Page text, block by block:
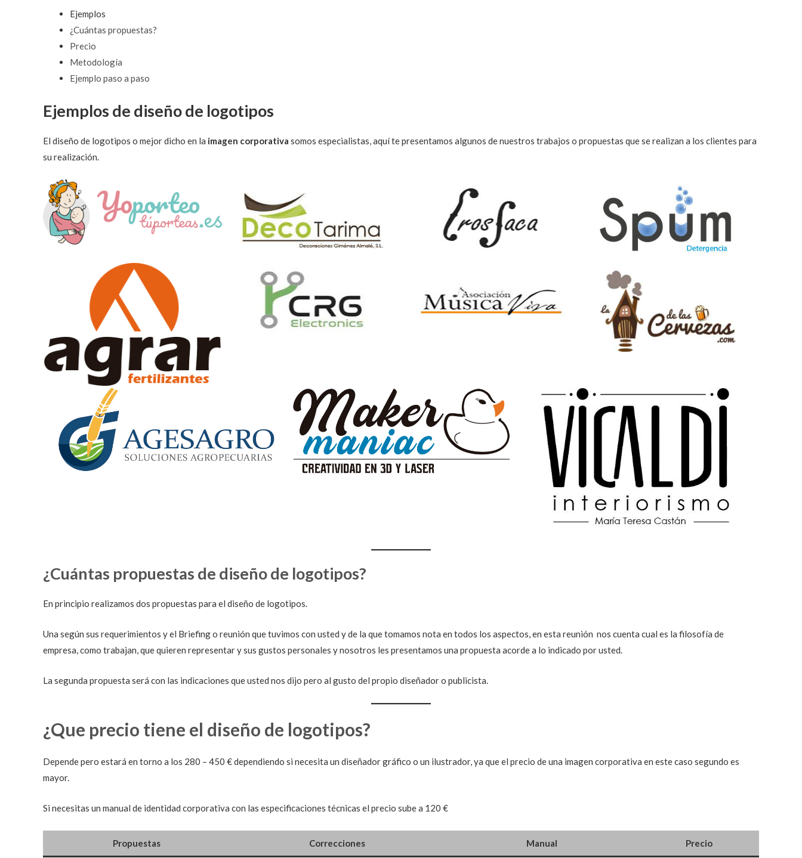
Ejemplos
¿Cuántas propuestas?
Precio
Metodología
Ejemplo paso a paso
Ejemplos de diseño de logotipos
El diseño de logotipos o mejor dicho en la imagen corporativa somos especialistas, aquí te presentamos algunos de nuestros trabajos o propuestas que se realizan a los clientes para
su realización.
¿Cuántas propuestas de diseño de logotipos?
En principio realizamos dos propuestas para el diseño de logotipos.
Una según sus requerimientos y el Briefing o reunión que tuvimos con usted y de la que tomamos nota en todos los aspectos, en esta reunión nos cuenta cual es la filosofía de
empresa, como trabajan, que quieren representar y sus gustos personales y nosotros les presentamos una propuesta acorde a lo indicado por usted.
La segunda propuesta será con las indicaciones que usted nos dijo pero al gusto del propio diseñador o publicista.
¿Que precio tiene el diseño de logotipos?
Depende pero estará en torno a los 280 – 450 € dependiendo si necesita un diseñador gráfico o un ilustrador, ya que el precio de una imagen corporativa en este caso segundo es
mayor.
Si necesitas un manual de identidad corporativa con las especificaciones técnicas el precio sube a 120 €
Propuestas Correcciones Manual Precio